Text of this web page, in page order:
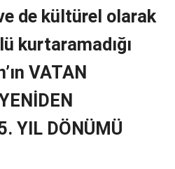
de kültürel olarak
kurtaramadığı
VATAN
YIL DÖNÜMÜ